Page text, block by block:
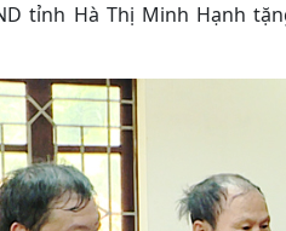
tỉnh Hà Thị Minh Hạnh